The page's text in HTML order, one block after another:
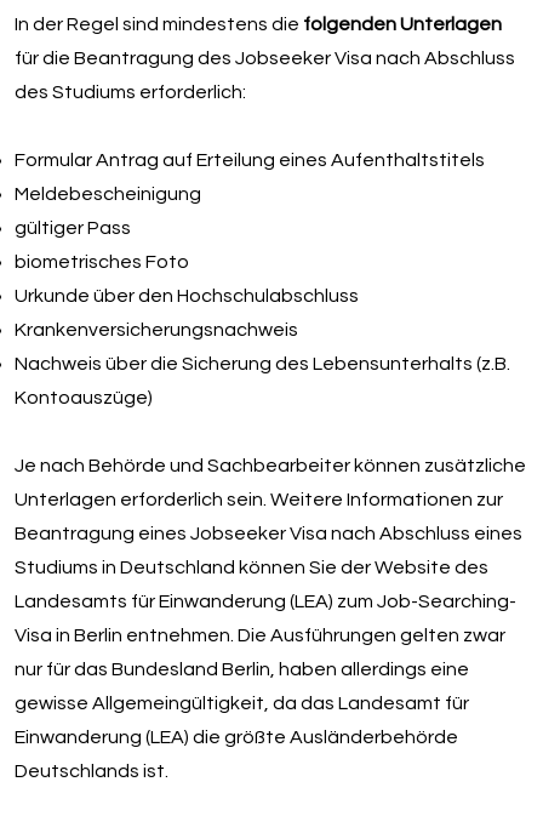
In der Regel sind mindestens die folgenden Unterlagen
für die Beantragung des Jobseeker Visa nach Abschluss
des Studiums erforderlich:
Formular Antrag auf Erteilung eines Aufenthaltstitels
Meldebescheinigung
gültiger Pass
biometrisches Foto
Urkunde über den Hochschulabschluss
Krankenversicherungsnachweis
Nachweis über die Sicherung des Lebensunterhalts (z.B.
Kontoauszüge)
Je nach Behörde und Sachbearbeiter können zusätzliche
Unterlagen erforderlich sein. Weitere Informationen zur
Beantragung eines Jobseeker Visa nach Abschluss eines
Studiums in Deutschland können Sie der Website des
Landesamts für Einwanderung (LEA) zum Job-Searching-
Visa in Berlin entnehmen. Die Ausführungen gelten zwar
nur für das Bundesland Berlin, haben allerdings eine
gewisse Allgemeingültigkeit, da das Landesamt für
Einwanderung (LEA) die größte Ausländerbehörde
Deutschlands ist.